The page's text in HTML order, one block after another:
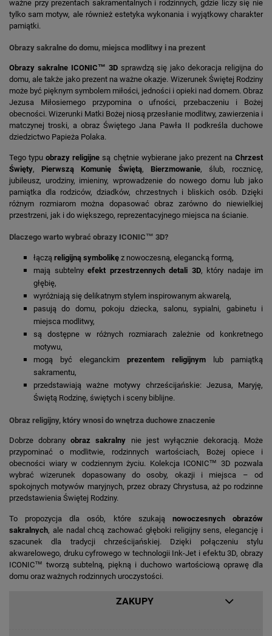
ważne przy prezentach sakramentalnych i rodzinnych, gdzie liczy się nie
tylko sam motyw, ale również estetyka wykonania i wyjątkowy charakter
pamiątki.
Obrazy sakralne do domu, miejsca modlitwy i na prezent
Obrazy sakralne ICONIC™ 3Dsprawdzą się jako dekoracja religijna do
domu, ale także jako prezent na ważne okazje. Wizerunek Świętej Rodziny
może być pięknym symbolem miłości, jedności i opieki nad domem. Obraz
Jezusa Miłosiernego przypomina o ufności, przebaczeniu i Bożej
obecności. Wizerunki Matki Bożej niosą przesłanie modlitwy, zawierzenia i
matczynej troski, a obraz Świętego Jana Pawła II podkreśla duchowe
dziedzictwo Papieża Polaka.
Tego typuobrazy religijne są chętnie wybierane jako prezent naChrzest
Święty, Pierwszą Komunię Świętą, Bierzmowanie, ślub, rocznicę,
jubileusz, urodziny, imieniny, wprowadzenie do nowego domu lub jako
pamiątka dla rodziców, dziadków, chrzestnych i bliskich osób. Dzięki
różnym rozmiarom można dopasować obraz zarówno do niewielkiej
przestrzeni, jak i do większego, reprezentacyjnego miejsca na ścianie.
Dlaczego warto wybrać obrazy ICONIC™ 3D?
łączą religijną symbolikę z nowoczesną, elegancką formą,
mają subtelny efekt przestrzennych detali 3D, który nadaje im
głębię,
wyróżniają się delikatnym stylem inspirowanym akwarelą,
pasują do domu, pokoju dziecka, salonu, sypialni, gabinetu i
miejsca modlitwy,
są dostępne w różnych rozmiarach zależnie od konkretnego
motywu,
mogą być eleganckim prezentem religijnym lub pamiątką
sakramentu,
przedstawiają ważne motywy chrześcijańskie: Jezusa, Maryję,
Świętą Rodzinę, świętych i sceny biblijne.
Obraz religijny, który wnosi do wnętrza duchowe znaczenie
Dobrze dobranyobraz sakralny nie jest wyłącznie dekoracją. Może
przypominać o modlitwie, rodzinnych wartościach, Bożej opiece i
obecności wiary w codziennym życiu. Kolekcja ICONIC™ 3D pozwala
wybrać wizerunek dopasowany do osoby, okazji i miejsca – od
spokojnych motywów maryjnych, przez obrazy Chrystusa, aż po rodzinne
przedstawienia Świętej Rodziny.
To propozycja dla osób, które szukają nowoczesnych obrazów
sakralnych, ale nadal chcą zachować głęboki religijny sens, elegancję i
szacunek dla tradycji chrześcijańskiej. Dzięki połączeniu stylu
akwarelowego, druku cyfrowego w technologii Ink-Jet i efektu 3D, obrazy
ICONIC™ tworzą subtelną, piękną i duchowo wartościową oprawę dla
domu oraz ważnych rodzinnych uroczystości.
ZAKUPY